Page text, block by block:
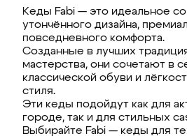
Кеды Fabi — это идеальное
утончённого дизайна,
повседневного комфорта.
Созданные в лучших
мастерства, они сочетают в
классической обуви и
стиля.
Эти кеды подойдут как для
городе, так и для стильных
Выбирайте Fabi — кеды для